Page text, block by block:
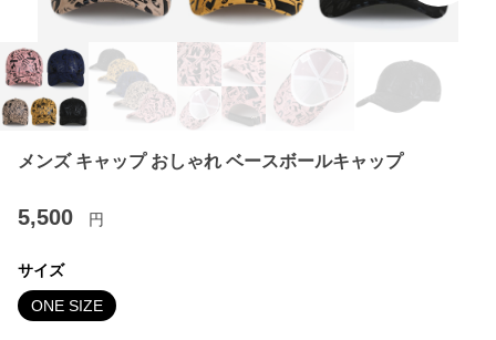
メンズ キャップ おしゃれ ベースボールキャップ
5,500 円
サイズ
ONE SIZE